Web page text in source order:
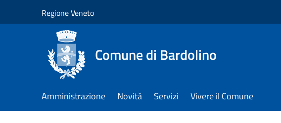
Regione Veneto
Comune di Bardolino
Amministrazione Novità Servizi Vivere il Comune